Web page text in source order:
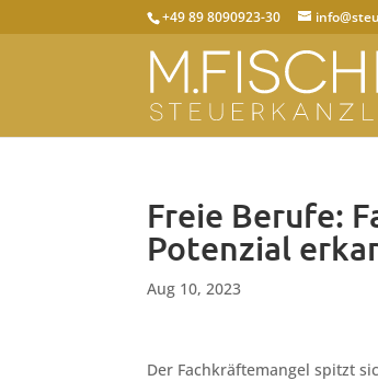
+49 89 8090923-30
Freie Berufe:
Potenzial
Aug 10, 2023
Der Fachkräftemangel spitzt